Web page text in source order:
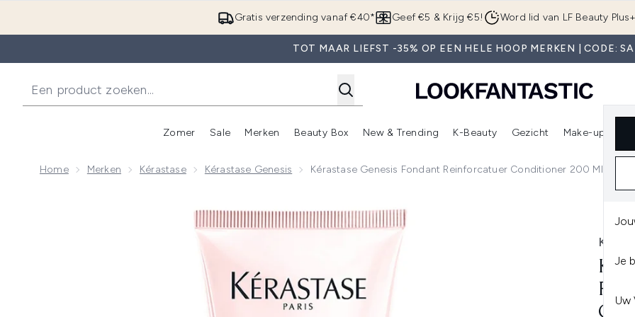
Overslaan naar de hoofdinhoud
Gratis verzending vanaf €40* Geef €5 & Krijg €5! Word lid van LF Beauty Plus+
TOT MAAR LIEFST -35% OP EEN HELE HOOP MERKEN | CODE:
Je
Uw
Zomer
Enter submenu (Zomer)
Sale
Enter submenu (Sale)
Merken
Enter submenu (Merken)
Beauty Box
Enter submenu (Beauty Box)
New & Trending
Enter submenu (New & Trending)
K-Beauty
Enter submenu (K-Beauty)
Gezicht Make-up
Home Merken Kérastase Kérastase Genesis Kérastase Genesis Fondant Reinforcatuer Conditioner 200 Ml
Now showing image 1 Kérastase Genesis Fondant Reinforcatuer Conditioner 200 ml